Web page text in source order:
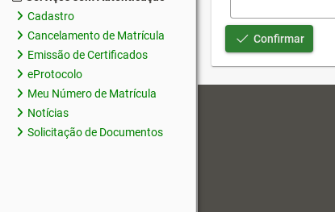
Cadastro
Cancelamento de Matrícula
Emissão de Certificados
eProtocolo
Meu Número de Matrícula
Notícias
Solicitação de Documentos
Confirmar